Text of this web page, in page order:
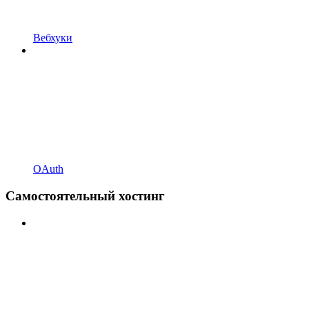
Вебхуки
OAuth
Самостоятельный хостинг